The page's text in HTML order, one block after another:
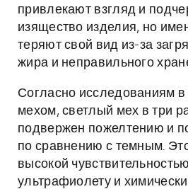
привлекают взгляд и
изящество изделия, но
теряют свой вид из-за
жира и неправильного
Согласно исследованиям в
мехом, светлый мех в три
подвержен пожелтению и
по сравнению с темным.
высокой
ультрафиолету и